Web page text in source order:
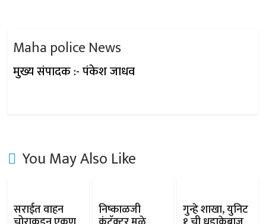
Maha police News
मुख्य संपादक :- पंकेश जाधव
You May Also Like
सराईत वाहन निष्काळजी गुन्हे शाखा, युनिट